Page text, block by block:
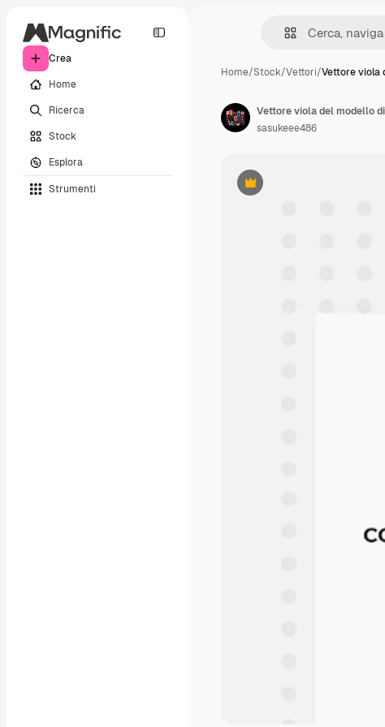
Crea
Home
Ricerca
Stock
Esplora
Strumenti
Home/Stock/Vettori/Vettore viola
Premium
Vettore viola del modello
sasukeee486